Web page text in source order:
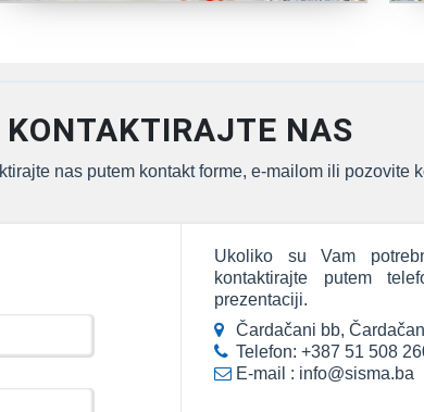
KONTAKTIRAJTE NAS
nas putem kontakt forme, e-mailom ili pozovite
Ukoliko su Vam
kontaktirajte putem
prezentaciji.
Čardačani bb,
Telefon: +387 51 508
E-mail : info@sisma.ba